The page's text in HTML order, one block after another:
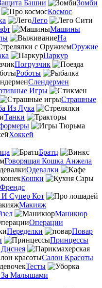
Башни
Зомби
Космос
Лего
Машины
На
Оружие
Паркур
Погрузчик
Роботы
Слендермен
Игры
Страшные
Из Лука
Танки
Хоккей
Братц
Говорящая Кошка Анжела
Одевалки
Кошки
И Супер Кот
Макияж
Маникюр
Операции
Переделки
Повар
Принцессы
Салон Красоты
Тесты
За Малышами